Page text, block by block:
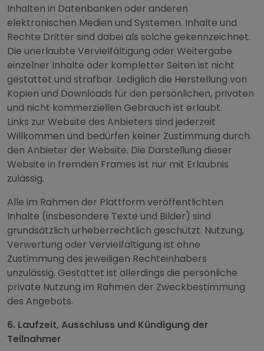
Inhalten in Datenbanken oder anderen
elektronischen Medien und Systemen. Inhalte und
Rechte Dritter sind dabei als solche gekennzeichnet.
Die unerlaubte Vervielfältigung oder Weitergabe
einzelner Inhalte oder kompletter Seiten ist nicht
gestattet und strafbar. Lediglich die Herstellung von
Kopien und Downloads für den persönlichen, privaten
und nicht kommerziellen Gebrauch ist erlaubt.
Links zur Website des Anbieters sind jederzeit
Willkommen und bedürfen keiner Zustimmung durch
den Anbieter der Website. Die Darstellung dieser
Website in fremden Frames ist nur mit Erlaubnis
zulässig.
Alle im Rahmen der Plattform veröffentlichten
Inhalte (insbesondere Texte und Bilder) sind
grundsätzlich urheberrechtlich geschützt. Nutzung,
Verwertung oder Vervielfältigung ist ohne
Zustimmung des jeweiligen Rechteinhabers
unzulässig. Gestattet ist allerdings die persönliche
private Nutzung im Rahmen der Zweckbestimmung
des Angebots.
6. Laufzeit, Ausschluss und Kündigung der
Teilnahmer